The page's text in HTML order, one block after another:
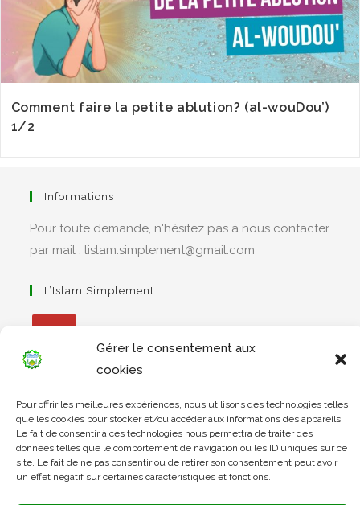
Gérer le consentement aux
cookies
Pour offrir les meilleures expériences, nous utilisons des technologies telles
que les cookies pour stocker et/ou accéder aux informations des appareils.
Le fait de consentir à ces technologies nous permettra de traiter des
données telles que le comportement de navigation ou les ID uniques sur ce
site. Le fait de ne pas consentir ou de retirer son consentement peut avoir
un effet négatif sur certaines caractéristiques et fonctions.
Comment faire la petite ablution? (al-wouDou’)
1/2
Informations
Pour toute demande, n'hésitez pas à nous contacter
par mail : lislam.simplement@gmail.com
L’Islam Simplement
S’ouvre
un
nouvel
onglet
S’ouvre